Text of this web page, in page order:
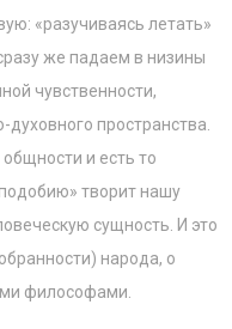
«разучиваясь летать»
же падаем в низины
чувственности,
пространства.
и есть то
творит нашу
сущность. И это
народа, о
философами.